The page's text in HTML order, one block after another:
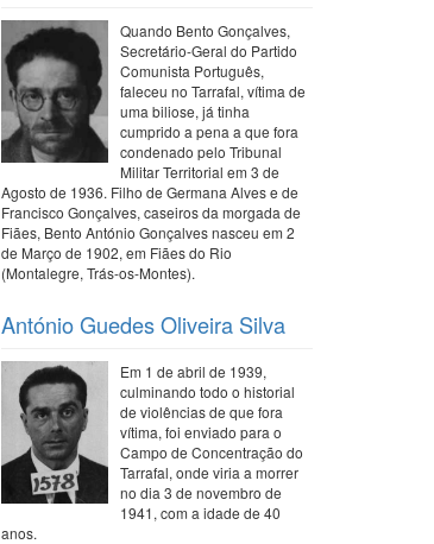
Quando Bento Gonçalves,
Secretário-Geral do Partido
Comunista Português,
faleceu no Tarrafal, vítima de
uma biliose, já tinha
cumprido a pena a que fora
condenado pelo Tribunal
Militar Territorial em 3 de
Agosto de 1936. Filho de Germana Alves e de
Francisco Gonçalves, caseiros da morgada de
Fiães, Bento António Gonçalves nasceu em 2
de Março de 1902, em Fiães do Rio
(Montalegre, Trás-os-Montes).
António Guedes Oliveira Silva
Em 1 de abril de 1939,
culminando todo o historial
de violências de que fora
vítima, foi enviado para o
Campo de Concentração do
Tarrafal, onde viria a morrer
no dia 3 de novembro de
1941, com a idade de 40
anos.